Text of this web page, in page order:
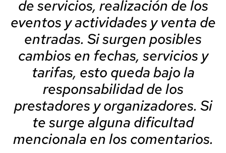
de servicios, realización de los
eventos y actividades y venta de
entradas. Si surgen posibles
cambios en fechas, servicios y
tarifas, esto queda bajo la
responsabilidad de los
prestadores y organizadores. Si
te surge alguna dificultad
mencionala en los comentarios.